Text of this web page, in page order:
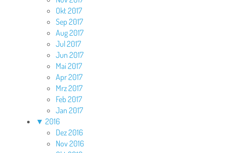
Okt 2017
Sep 2017
Aug 2017
Jul 2017
Jun 2017
Mai 2017
Apr 2017
Mrz 2017
Feb 2017
Jan 2017
▼ 2016
Dez 2016
Nov 2016